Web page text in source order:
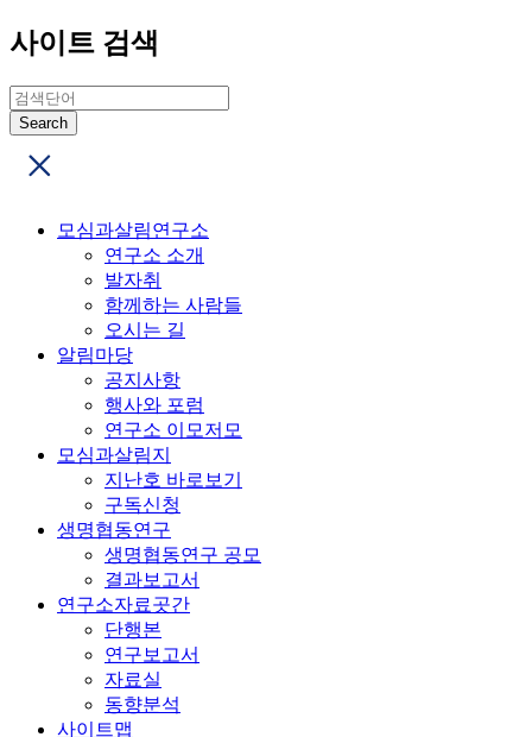
사이트 검색
모심과살림연구소
연구소 소개
발자취
함께하는 사람들
오시는 길
알림마당
공지사항
행사와 포럼
연구소 이모저모
모심과살림지
지난호 바로보기
구독신청
생명협동연구
생명협동연구 공모
결과보고서
연구소자료곳간
단행본
연구보고서
자료실
동향분석
사이트맵